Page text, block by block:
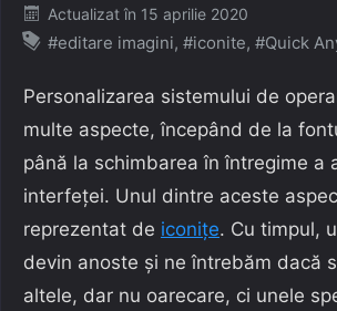
Posted
on
Actualizat în 15 aprilie 2020
#editare imagini, #iconite, #Quick
Personalizarea sistemului de
multe aspecte, începând de la
până la schimbarea în întregime a
interfeței. Unul dintre aceste
reprezentat de iconițe. Cu timpul,
devin anoste și ne întrebăm dacă
altele, dar nu oarecare, ci unele